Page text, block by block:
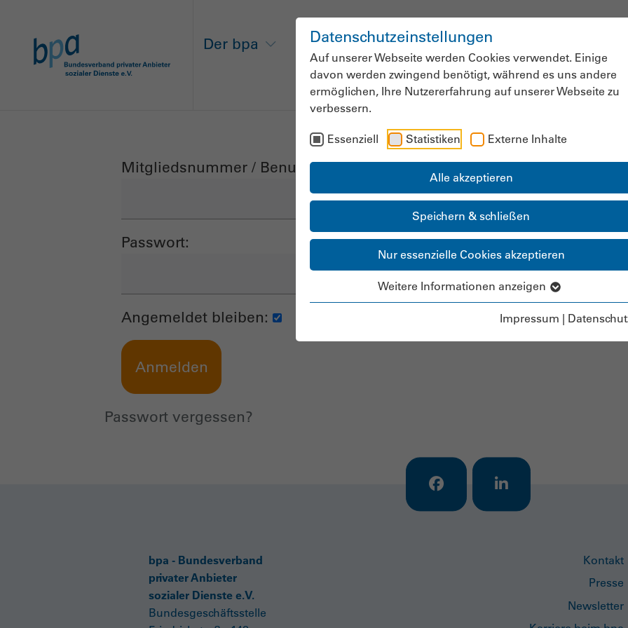
Datenschutzeinstellungen
Auf unserer Webseite werden Cookies verwendet. Einige
davon werden zwingend benötigt, während es uns andere
ermöglichen, Ihre Nutzererfahrung auf unserer Webseite zu
verbessern.
Essenziell Statistiken Externe Inhalte
Alle akzeptieren
Speichern & schließen
Nur essenzielle Cookies akzeptieren
Weitere Informationen anzeigen
Impressum |
Der bpa News & Fachinformationen
Mitgliedsnummer / Benutzername:
Passwort:
Angemeldet bleiben:
Passwort vergessen?
bpa - Bundesverband
privater Anbieter
sozialer Dienste e.V.
Bundesgeschäftsstelle
Kontakt
Presse
Newsletter